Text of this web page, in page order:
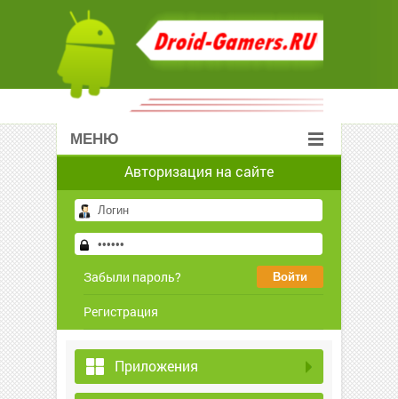
МЕНЮ
Авторизация на сайте
Забыли пароль?
Регистрация
Приложения